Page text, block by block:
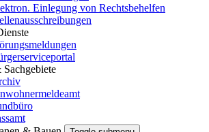
Einlegung von Rechtsbehelfen